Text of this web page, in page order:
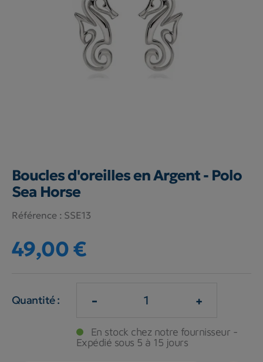
Boucles d'oreilles en Argent - Polo
Sea Horse
Référence : SSE13
49,00 €
Quantité : - +
En stock chez notre fournisseur -
Expédié sous 5 à 15 jours